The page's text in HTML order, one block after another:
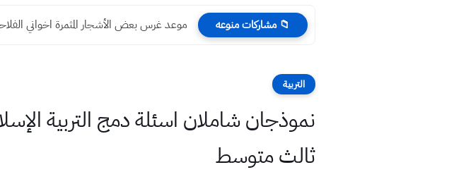
📁 مشاركات منوعه موعد غرس بعض الأشجار المثمرة اخواني
التربية
ثالث متوسط